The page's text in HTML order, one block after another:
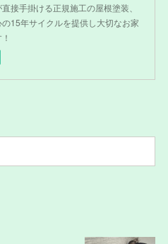
接手掛ける正規施工の屋根塗装、
15年サイクルを提供し大切なお家